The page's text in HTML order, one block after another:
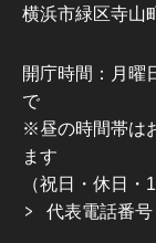
横浜市緑区寺山
開庁時間：月曜
で
※昼の時間帯は
ます
（祝日・休日・
代表電話番